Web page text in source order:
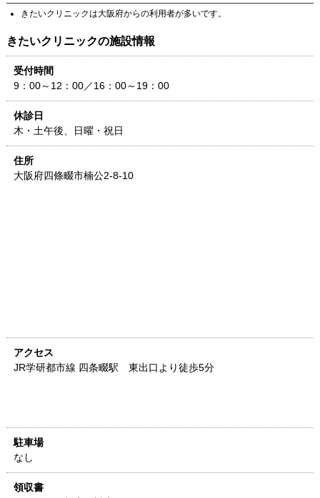
きたいクリニックは大阪府からの利用者が多いです。
きたいクリニックの施設情報
受付時間
9：00～12：00／16：00～19：00
休診日
木・土午後、日曜・祝日
住所
大阪府四條畷市楠公2-8-10
アクセス
JR学研都市線 四条畷駅 東出口より徒歩5分
駐車場
なし
領収書